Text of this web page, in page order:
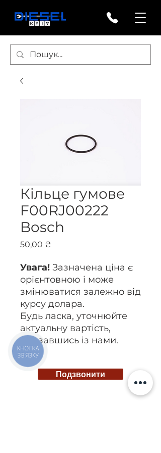
Кільце гумове
F00RJ00222
Bosch
50,00 ₴
Увага! Зазначена ціна є
орієнтовною і може
змінюватися залежно від
курсу долара.
Будь ласка, уточнюйте
актуальну вартість,
зв’язавшись із нами.
Подзвонити
КНОПКА
ЗВ'ЯЗКУ